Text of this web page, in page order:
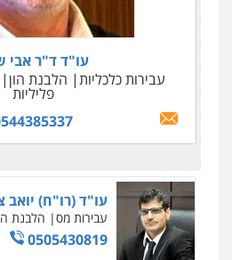
עו"ד ד"ר אבי
עבירות כלכליות
הלבנת הון
פליליות
עו"ד (רו"ח) יואב
עבירות מס הלבנת
0505430819